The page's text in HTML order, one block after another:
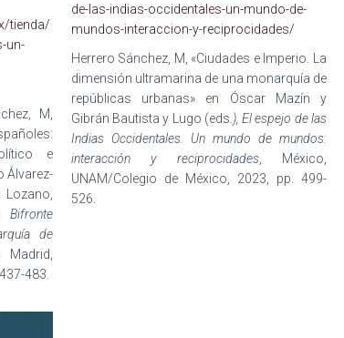
tienda/
un-
M,
e
Álvarez-
Bifronte
de
, Madrid,
483.
de-las-indias-occidentales-un-mundo-de-
mundos-interaccion-y-reciprocidades/
Herrero Sánchez, M, «Ciudades e Imperio. La
dimensión ultramarina de una monarquía de
repúblicas urbanas» en Óscar Mazín y
Gibrán Bautista y Lugo (eds .), El espejo de las
Indias Occidentales. Un mundo de mundos:
interacción y reciprocidades, México,
UNAM/Colegio de México, 2023, pp. 499-
526.